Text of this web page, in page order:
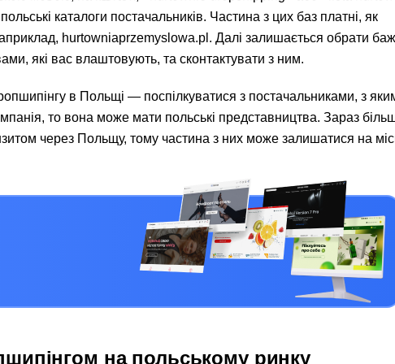
каталоги постачальників. Частина з цих баз платні, як
hurtowniaprzemyslowa.pl. Далі залишається обрати
які вас влаштовують, та сконтактувати з ним.
в Польщі — поспілкуватися з постачальниками, з
то вона може мати польські представництва. Зараз
через Польщу, тому частина з них може залишатися на
на польському ринку